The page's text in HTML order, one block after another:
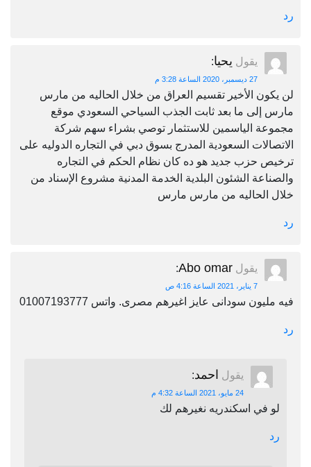
رد
يقول يحيا:
27 ديسمبر، 2020 الساعة 3:28 م
لن يكون الأخير تقسيم العراق من خلال الحاليه من مارس
مارس إلى ما بعد ثابت الجذب السياحي السعودي موقع
مجموعة الياسمين للاستثمار توصي بشراء سهم شركة
الاتصالات السعودية المدرج بسوق دبي في التجاره الدوليه على
ترخيص حزب جديد هو ده كان نظام الحكم في التجاره
والصناعة الشئون البلدية الخدمة المدنية مشروع الإسناد من
خلال الحاليه من مارس مارس
رد
يقول Abo omar
:
7 يناير، 2021 الساعة 4:16 ص
فيه مليون سودانى عايز اغيرهم مصرى. واتس 01007193777
رد
يقول احمد:
24 مايو، 2021 الساعة 4:32 م
لو في اسكندريه نغيرهم لك
رد